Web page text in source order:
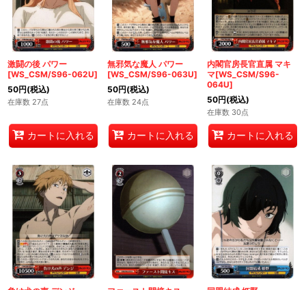
激闘の後 パワー
[WS_CSM/S96-062U]
50円(税込)
在庫数 27点
カートに入れる
無邪気な魔人 パワー
[WS_CSM/S96-063U]
50円(税込)
在庫数 24点
カートに入れる
内閣官房長官直属 マキ
マ[WS_CSM/S96-
064U]
50円(税込)
在庫数 30点
カートに入れる